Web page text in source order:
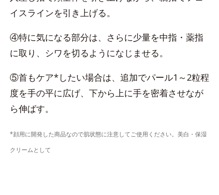
イスラインを引き上げる。
④特に気になる部分は、さらに少量を中指・薬指
に取り、シワを切るようになじませる。
⑤首もケア*したい場合は、追加でパール1～2粒程
度を手の平に広げ、下から上に手を密着させなが
ら伸ばす。
*顔用に開発した商品なので肌状態に注意してご使用ください。美白・保湿
クリームとして